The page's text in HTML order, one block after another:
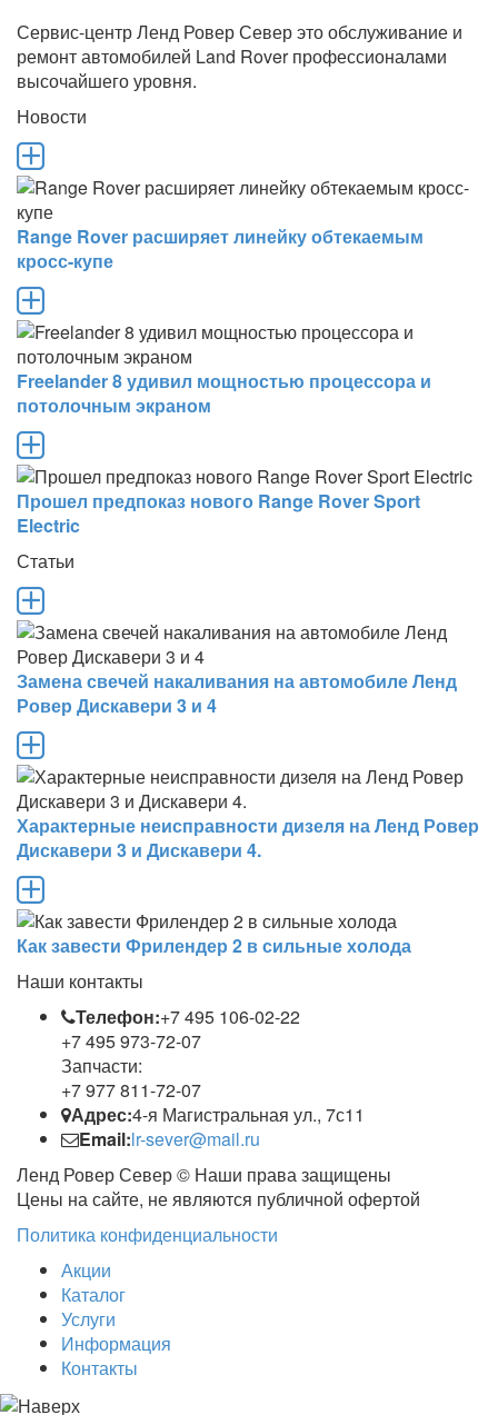
Сервис-центр Ленд Ровер Север это обслуживание и
ремонт автомобилей Land Rover профессионалами
высочайшего уровня.
Новости
Range Rover расширяет линейку обтекаемым
кросс-купе
Freelander 8 удивил мощностью процессора и
потолочным экраном
Прошел предпоказ нового Range Rover Sport
Electric
Статьи
Замена свечей накаливания на автомобиле Ленд
Ровер Дискавери 3 и 4
Характерные неисправности дизеля на Ленд Ровер
Дискавери 3 и Дискавери 4.
Как завести Фрилендер 2 в сильные холода
Наши контакты
Телефон:+7 495 106-02-22
+7 495 973-72-07
Запчасти:
+7 977 811-72-07
Адрес:4-я Магистральная ул., 7с11
Email:lr-sever@mail.ru
Ленд Ровер Север © Наши права защищены
Цены на сайте, не являются публичной офертой
Политика конфиденциальности
Акции
Каталог
Услуги
Информация
Контакты